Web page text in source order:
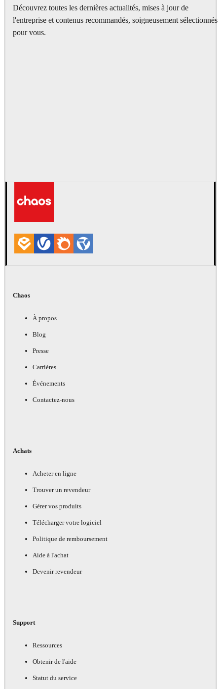
Découvrez toutes les dernières actualités, mises à jour de
l'entreprise et contenus recommandés, soigneusement sélectionnés
pour vous.
Chaos
À propos
Blog
Presse
Carrières
Événements
Contactez-nous
Achats
Acheter en ligne
Trouver un revendeur
Gérer vos produits
Télécharger votre logiciel
Politique de remboursement
Aide à l'achat
Devenir revendeur
Support
Ressources
Obtenir de l'aide
Statut du service